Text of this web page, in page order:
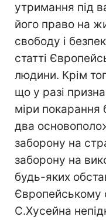
утримання під
його право на
свободу і
статті
людини. Крім
що у разі
міри
два
заборону на
заборону на
будь-яких
Європейському
С.Хусейна